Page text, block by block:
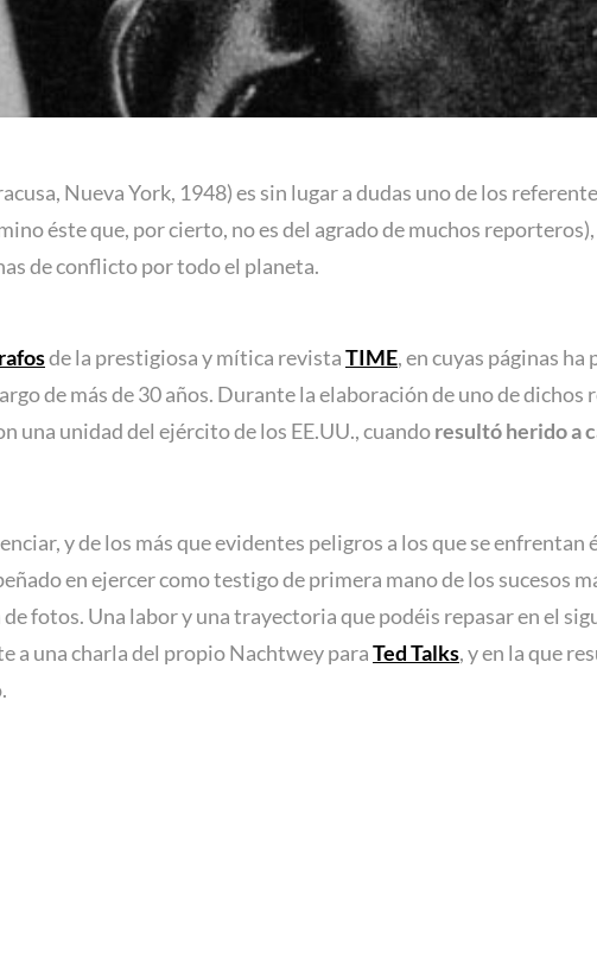
Nueva York, 1948) es sin lugar a dudas uno de los
éste que, por cierto, no es del agrado de muchos reporteros),
de conflicto por todo el planeta.
de la prestigiosa y mítica revistaTIME, en cuyas páginas
de más de 30 años. Durante la elaboración de uno de dichos
una unidad del ejército de los EE.UU., cuandoresultó herido a
y de los más que evidentes peligros a los que se enfrentan
en ejercer como testigo de primera mano de los sucesos
fotos. Una labor y una trayectoria que podéis repasar en el
a una charla del propio Nachtwey paraTed Talks, y en la que